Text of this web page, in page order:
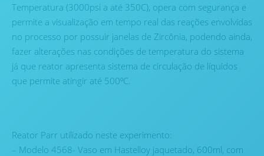
Temperatura (3000psi a até 350C), opera com segurança e
permite a visualização em tempo real das reações envolvidas
no processo por possuir janelas de Zircônia, podendo ainda,
fazer alterações nas condições de temperatura do sistema
já que reator apresenta sistema de circulação de líquidos
que permite atingir até 500⁰C.
Reator Parr utilizado neste experimento:
– Modelo 4568- Vaso em Hastelloy jaquetado, 600ml, com